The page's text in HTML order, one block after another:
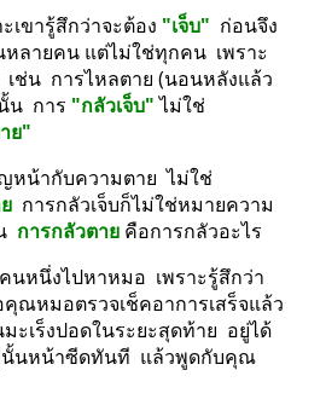
เขารู้สึกว่าจะต้อง "เจ็บ" ก่อนจึง
หลายคน แต่ไม่ใช่ทุกคน  เพราะ
เช่น  การไหลตาย (นอนหลังแล้ว
น  การ "กลัวเจ็บ" ไม่ใช่
ย"
หน้ากับความตาย  ไม่ใช่
  การกลัวเจ็บก็ไม่ใช่หมายความ
การกลัวตาย คือการกลัวอะไร
คนหนึ่งไปหาหมอ  เพราะรู้สึกว่า
คุณหมอตรวจเช็คอาการเสร็จแล้ว
ะเร็งปอดในระยะสุดท้าย  อยู่ได้
ฐีนั้นหน้าซีดทันที  แล้วพูดกับคุณ